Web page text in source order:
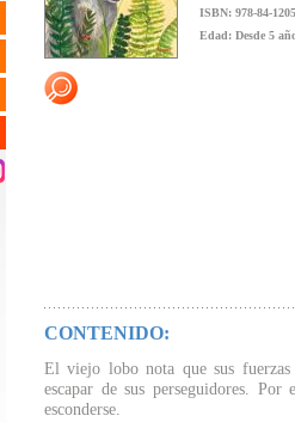
ISBN: 978-84-
Edad: Desde 5
CONTENIDO:
El viejo lobo nota que sus
escapar de sus perseguidores.
esconderse.